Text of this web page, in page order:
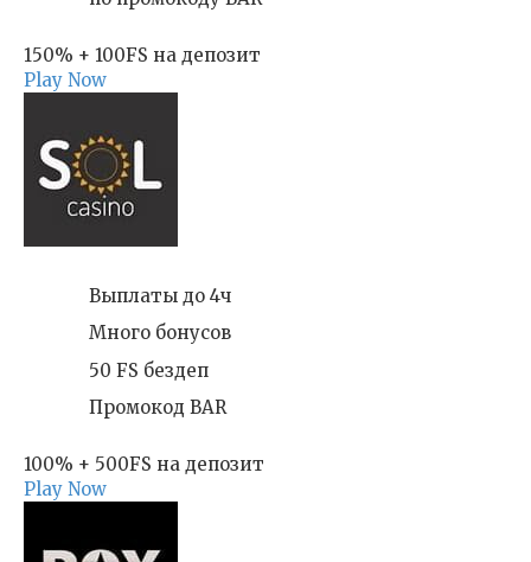
150% + 100FS на депозит
Play Now
Выплаты до 4ч
Много бонусов
50 FS бездеп
Промокод BAR
100% + 500FS на депозит
Play Now